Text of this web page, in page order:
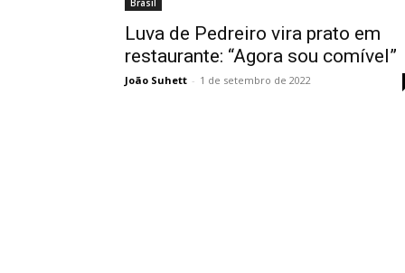
Luva de Pedreiro vira prato em
restaurante: “Agora sou comível”
João Suhett - 1 de setembro de 2022